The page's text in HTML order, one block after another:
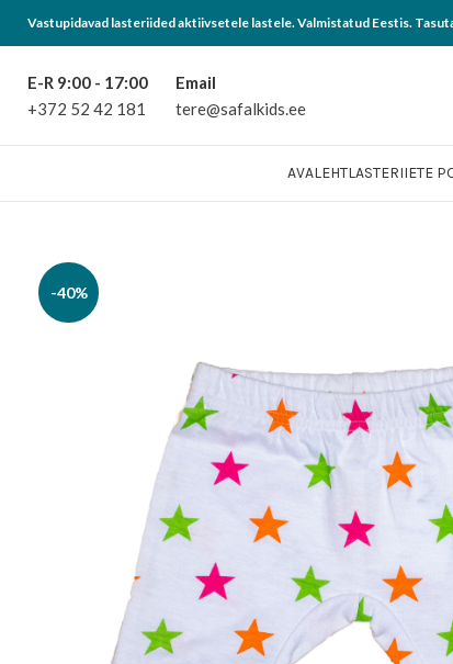
Vastupidavad lasteriided aktiivsetele lastele. Valmistatud Eestis.
E-R 9:00 - 17:00
+372 52 42 181
Email
tere@safalkids.ee
AVALEHTLASTERIIETE
-40%